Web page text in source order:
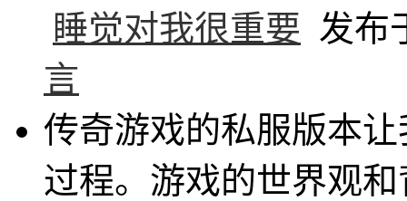
睡觉对我很重要 发布
言
传奇游戏的私服版本
过程。游戏的世界观